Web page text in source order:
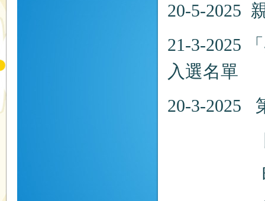
20-5-2025
21-3-2025
入選名單
20-3-
時間：